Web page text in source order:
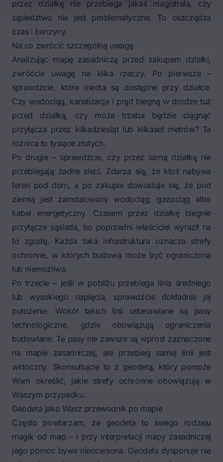
przez działkę nie przebiega jakaś magistrala, czy
sąsiedztwo nie jest problematyczne. To oszczędza
czas i benzyny.
Na co zwrócić szczególną uwagę
Analizując mapę zasadniczą przed zakupem działki,
zwróćcie uwagę na kilka rzeczy. Po pierwsze –
sprawdźcie, które media są dostępne przy działce.
Czy wodociąg, kanalizacja i prąd biegną w drodze tuż
przed działką, czy może trzeba będzie ciągnąć
przyłącza przez kilkadziesiąt lub kilkaset metrów? Ta
różnica to tysiące złotych.
Po drugie – sprawdźcie, czy przez samą działkę nie
przebiegają żadne sieci. Zdarza się, że ktoś nabywa
teren pod dom, a po zakupie dowiaduje się, że pod
ziemią jest zainstalowany wodociąg, gazociąg albo
kabel energetyczny. Czasem przez działkę biegnie
przyłącze sąsiada, bo poprzedni właściciel wyraził na
to zgodę. Każda taka infrastruktura oznacza strefy
ochronne, w których budowa może być ograniczona
lub niemożliwa.
Po trzecie – jeśli w pobliżu przebiega linia średniego
lub wysokiego napięcia, sprawdźcie dokładnie jej
położenie. Wokół takich linii ustanawiane są pasy
technologiczne, gdzie obowiązują ograniczenia
budowlane. Te pasy nie zawsze są wprost zaznaczone
na mapie zasadniczej, ale przebieg samej linii jest
widoczny. Skonsultujcie to z geodetą, który pomoże
Wam określić, jakie strefy ochronne obowiązują w
Waszym przypadku.
Geodeta jako Wasz przewodnik po mapie
Często powtarzam, że geodeta to swego rodzaju
magik od map – i przy interpretacji mapy zasadniczej
jego pomoc bywa nieoceniona. Geodeta dysponuje nie